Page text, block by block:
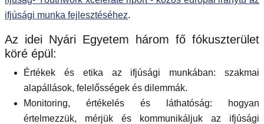
ifjúsági munka fejlesztéséhez.
Az idei Nyári Egyetem három fő fókuszterület
köré épül:
Értékek és etika az ifjúsági munkában: szakmai
alapállások, felelősségek és dilemmák.
Monitoring, értékelés és láthatóság: hogyan
értelmezzük, mérjük és kommunikáljuk az ifjúsági